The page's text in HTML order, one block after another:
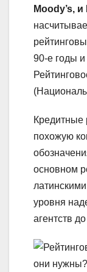
Moody’s,
90-е годы
Кредитные
похожую
основном
уровня
агентств